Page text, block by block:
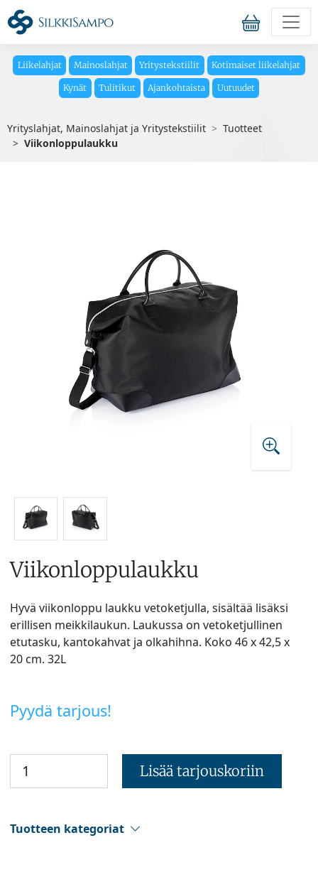
Liikelahjat Mainoslahjat Yritystekstiilit Kotimaiset liikelahjat
Kynät Tulitikut Ajankohtaista Uutuudet
Yrityslahjat, Mainoslahjat ja Yritystekstiilit
Tuotteet
Viikonloppulaukku
Viikonloppulaukku
Hyvä viikonloppu laukku vetoketjulla, sisältää lisäksi
erillisen meikkilaukun. Laukussa on vetoketjullinen
etutasku, kantokahvat ja olkahihna. Koko 46 x 42,5 x
20 cm. 32L
Pyydä tarjous!
Lisää tarjouskoriin
Tuotteen kategoriat